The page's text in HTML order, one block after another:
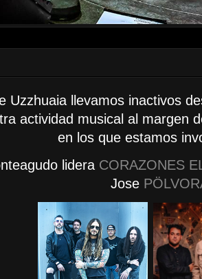
Uzzhuaia llevamos inactivos
actividad musical al margen
en los que estamos
lidera CORAZONES
Jose